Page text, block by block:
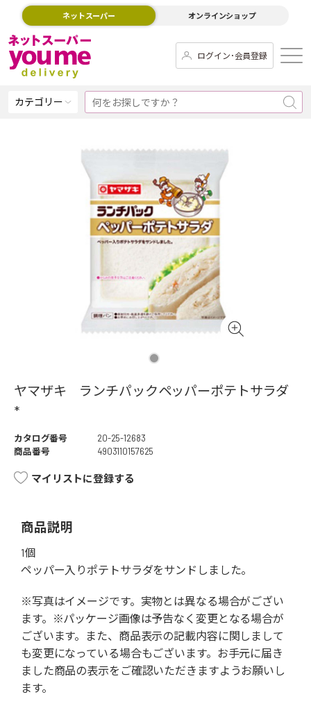
ネットスーパー オンラインショップ
ログイン･会員登録
カテゴリー
ヤマザキ ランチパックペッパーポテトサラダ
*
カタログ番号
20-25-12683
商品番号
4903110157625
マイリストに登録する
商品説明
1個
ペッパー入りポテトサラダをサンドしました。
※写真はイメージです。実物とは異なる場合がござい
ます。※パッケージ画像は予告なく変更となる場合が
ございます。また、商品表示の記載内容に関しまして
も変更になっている場合もございます。お手元に届き
ました商品の表示をご確認いただきますようお願いし
ます。